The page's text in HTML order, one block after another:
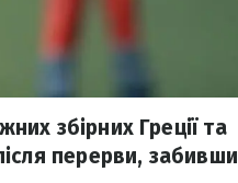
збірних Греції та
перерви, забивши